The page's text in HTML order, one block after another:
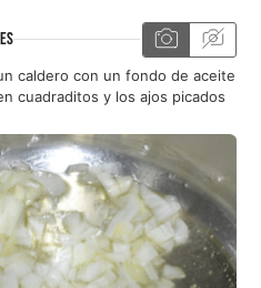
caldero con un fondo de aceite
cuadraditos y los ajos picados